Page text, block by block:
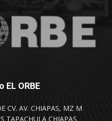
EL ORBE
CV. AV. CHIAPAS, MZ M
TAPACHULA CHIAPAS.